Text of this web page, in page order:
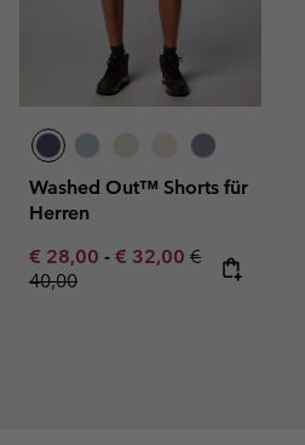
Washed Out™ Shorts für
Herren
Minimum sale price:
€ 28,00 - Maximum sale price:
€ 32,00 Regular price:
€
40,00